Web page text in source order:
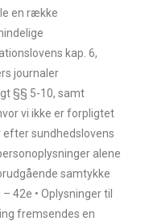
en række
kap. 6,
journaler
§§ 5-10, samt
vi ikke er forpligtet
efter sundhedslovens
alene
samtykke
42e • Oplysninger til
fremsendes en